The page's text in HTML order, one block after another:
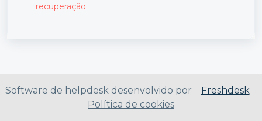
recuperação
Software de helpdesk desenvolvido por
Freshdesk
Política de cookies